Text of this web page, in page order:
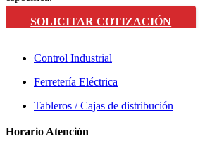
SOLICITAR COTIZACIÓN
Control Industrial
Ferretería Eléctrica
Tableros / Cajas de distribución
Horario Atención